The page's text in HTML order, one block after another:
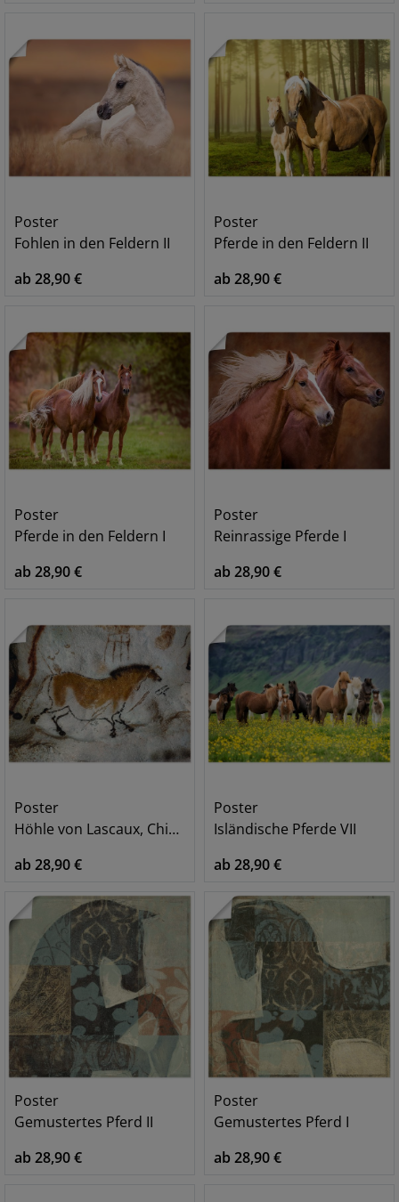
Poster
Fohlen in den Feldern II
ab 28,90 €
Poster
Pferde in den Feldern II
ab 28,90 €
Poster
Pferde in den Feldern I
ab 28,90 €
Poster
Reinrassige Pferde I
ab 28,90 €
Poster
Höhle von Lascaux, Chinesisches Pferd
ab 28,90 €
Poster
Isländische Pferde VII
ab 28,90 €
Poster
Gemustertes Pferd II
ab 28,90 €
Poster
Gemustertes Pferd I
ab 28,90 €